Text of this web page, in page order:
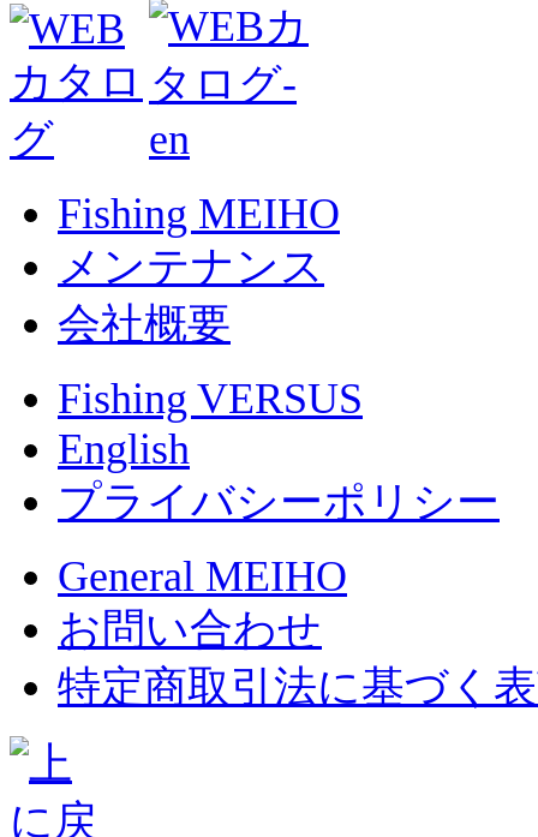
Fishing MEIHO
メンテナンス
会社概要
Fishing VERSUS
English
プライバシーポリシー
General MEIHO
お問い合わせ
特定商取引法に基づく